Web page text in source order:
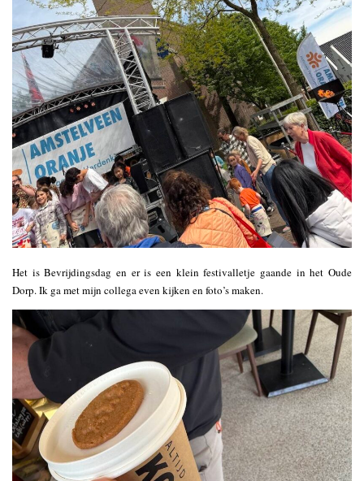
Het is Bevrijdingsdag en er is een klein festivalletje gaande in het Oude
Dorp. Ik ga met mijn collega even kijken en foto’s maken.